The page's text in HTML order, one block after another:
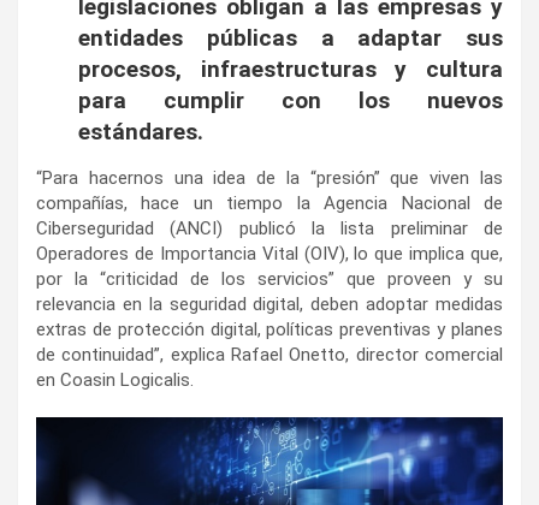
legislaciones obligan a las empresas y
entidades públicas a adaptar sus
procesos, infraestructuras y cultura
para cumplir con los nuevos
estándares.
“Para hacernos una idea de la “presión” que viven las
compañías, hace un tiempo la Agencia Nacional de
Ciberseguridad (ANCI) publicó la lista preliminar de
Operadores de Importancia Vital (OIV), lo que implica que,
por la “criticidad de los servicios” que proveen y su
relevancia en la seguridad digital, deben adoptar medidas
extras de protección digital, políticas preventivas y planes
de continuidad”, explica Rafael Onetto, director comercial
en Coasin Logicalis.